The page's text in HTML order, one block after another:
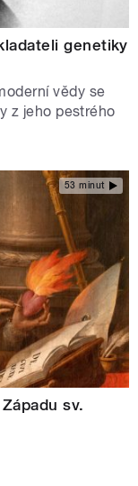
genetiky
vědy se
z jeho pestrého
53 minut
sv.